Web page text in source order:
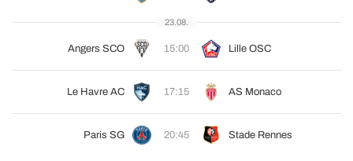
23.08.
Angers SCO 15:00 Lille OSC
Le Havre AC 17:15 AS Monaco
Paris SG 20:45 Stade Rennes